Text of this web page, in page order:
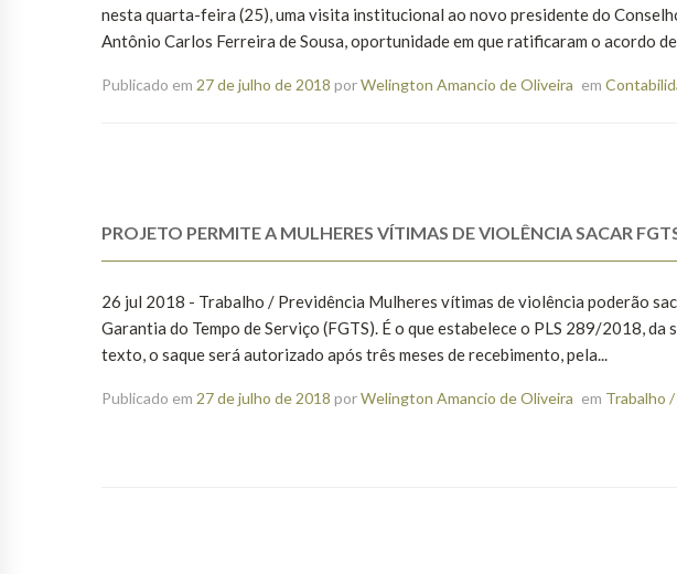
nesta quarta-feira (25), uma visita institucional ao novo presidente do
Antônio Carlos Ferreira de Sousa, oportunidade em que ratificaram o acordo
Publicado em 27 de julho de 2018 porWelington Amancio de Oliveira em
PROJETO PERMITE A MULHERES VÍTIMAS DE VIOLÊNCIA SACAR
26 jul 2018 - Trabalho / Previdência Mulheres vítimas de violência poderão
Garantia do Tempo de Serviço (FGTS). É o que estabelece o PLS 289/2018,
texto, o saque será autorizado após três meses de recebimento, pela...
Publicado em 27 de julho de 2018 porWelington Amancio de Oliveira em Trabalho